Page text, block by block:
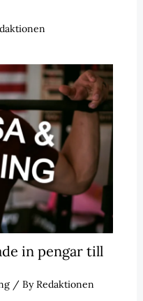
in pengar till
/ ByRedaktionen